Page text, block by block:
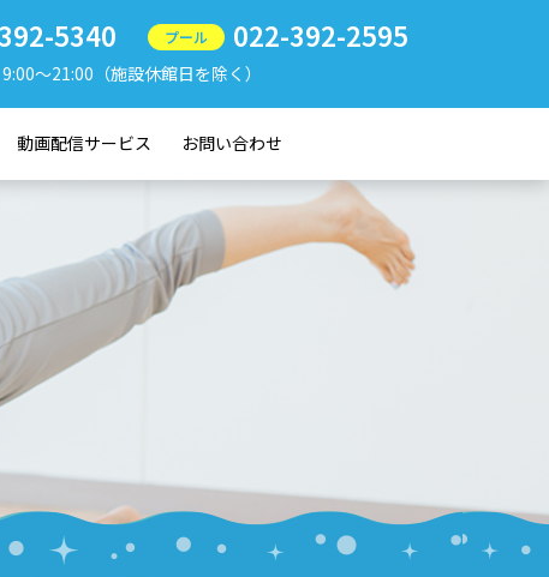
5340 プール 022-392-2595
9:00〜21:00（施設休館日を除く）
動画配信サービス お問い合わせ